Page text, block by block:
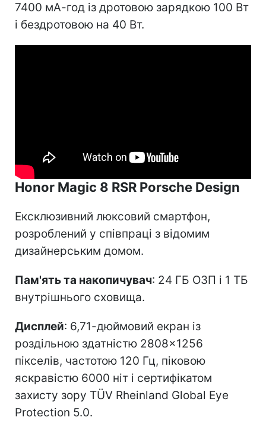
7400 мА-год із дротовою зарядкою 100 Вт
і бездротовою на 40 Вт.
Honor Magic 8 RSR Porsche Design
Ексклюзивний люксовий смартфон,
розроблений у співпраці з відомим
дизайнерським домом.
Пам'ять та накопичувач: 24 ГБ ОЗП і 1 ТБ
внутрішнього сховища.
Дисплей: 6,71-дюймовий екран із
роздільною здатністю 2808×1256
пікселів, частотою 120 Гц, піковою
яскравістю 6000 ніт і сертифікатом
захисту зору TÜV Rheinland Global Eye
Protection 5.0.